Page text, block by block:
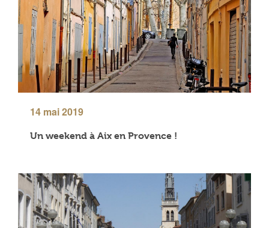
14 mai 2019
Un weekend à Aix en Provence !